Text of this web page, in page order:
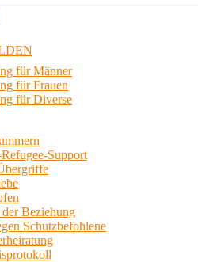
in Berlin
für Männer
für Frauen
für Diverse
Support
Beziehung
Schutzbefohlene